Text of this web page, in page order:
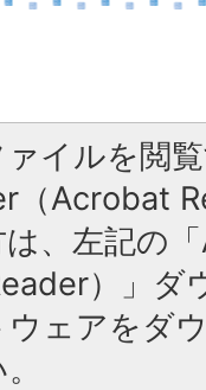
ァイルを閲
（Acrobat
、左記の
）」ダ
ェアをダ